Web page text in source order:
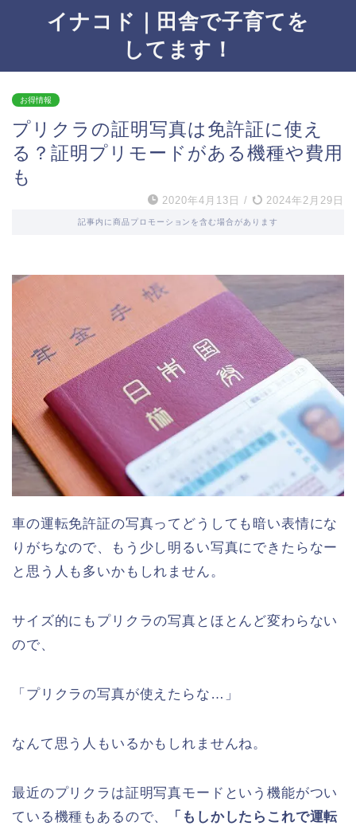
イナコド｜田舎で子育てを
してます！
お得情報
プリクラの証明写真は免許証に使え
る？証明プリモードがある機種や費用
も
2020年4月13日 / 2024年2月29日
記事内に商品プロモーションを含む場合があります
車の運転免許証の写真ってどうしても暗い表情にな
りがちなので、もう少し明るい写真にできたらなー
と思う人も多いかもしれません。
サイズ的にもプリクラの写真とほとんど変わらない
ので、
「プリクラの写真が使えたらな…」
なんて思う人もいるかもしれませんね。
最近のプリクラは証明写真モードという機能がつい
ている機種もあるので、
「もしかしたらこれで運転